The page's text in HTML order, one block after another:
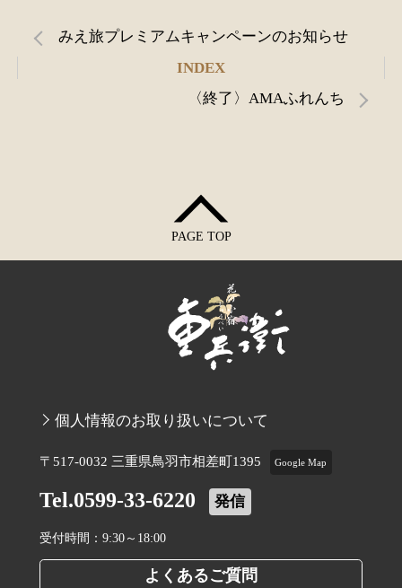
みえ旅プレミアムキャンペーンのお知らせ
INDEX
〈終了〉AMAふれんち
PAGE TOP
個人情報のお取り扱いについて
〒517-0032 三重県鳥羽市相差町1395 Google Map
Tel.0599-33-6220 発信
受付時間：9:30～18:00
よくあるご質問